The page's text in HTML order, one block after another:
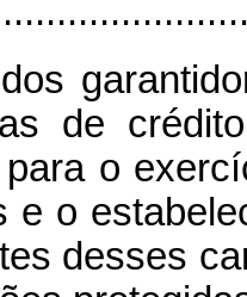
de
o
e o
desses